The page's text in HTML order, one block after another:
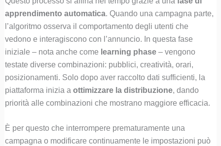
apprendimento automatica. Quando una campagna parte,
l’algoritmo osserva il comportamento degli utenti che
vedono e interagiscono con l’annuncio. In questa fase
iniziale – nota anche come learning phase– vengono
testate diverse combinazioni: pubblici, creatività, orari,
posizionamenti. Solo dopo aver raccolto dati sufficienti, la
piattaforma inizia a ottimizzare la distribuzione, dando
priorità alle combinazioni che mostrano maggiore efficacia.
È per questo che interrompere prematuramente una
campagna o modificare continuamente le impostazioni può